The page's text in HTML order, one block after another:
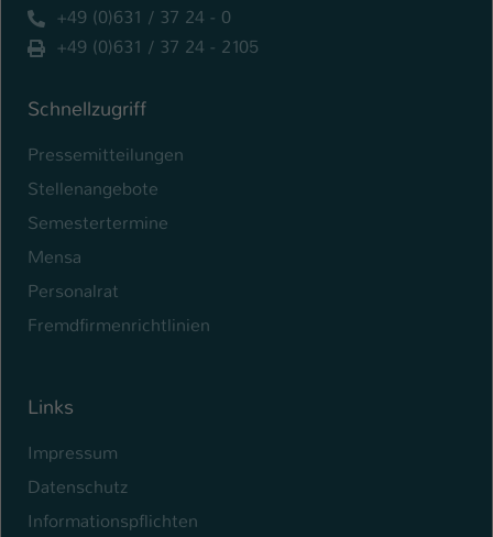
+49 (0)631 / 37 24 - 0
+49 (0)631 / 37 24 - 2105
Schnellzugriff
Pressemitteilungen
Stellenangebote
Semestertermine
Mensa
Personalrat
Fremdfirmenrichtlinien
Links
Impressum
Datenschutz
Informationspflichten